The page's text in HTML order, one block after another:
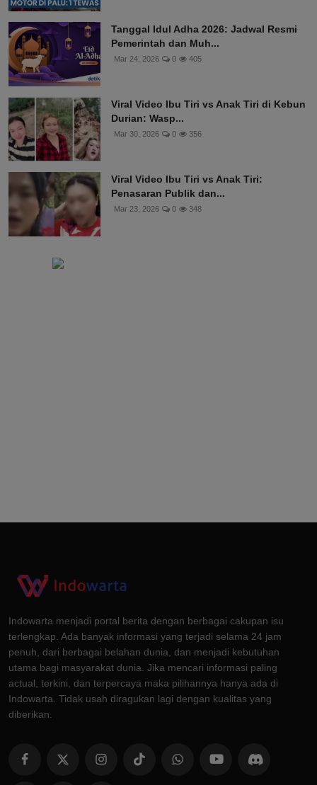
Tanggal Idul Adha 2026: Jadwal Resmi
Pemerintah dan Muh...
Mar 24, 2026 0 405
Viral Video Ibu Tiri vs Anak Tiri di Kebun
Durian: Wasp...
Mar 30, 2026 0 356
Viral Video Ibu Tiri vs Anak Tiri:
Penasaran Publik dan...
Mar 23, 2026 0 348
Indowarta menjadi portal berita dengan berbagai cakupan isu
terlengkap. Ada banyak informasi yang terjadi selama 24 jam
penuh, dari berbagai belahan dunia, dan menjadi kebutuhan
utama bagi masyarakat dunia. Jika mencari informasi paling
actual, terkini, dan terpercaya maka pilihannya hanya ada di
Indowarta. Tidak usah diragukan lagi dengan kualitas yang
diberikan.